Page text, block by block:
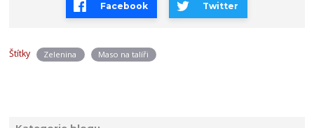
Facebook Twitter
Štítky Zelenina Maso na talíři